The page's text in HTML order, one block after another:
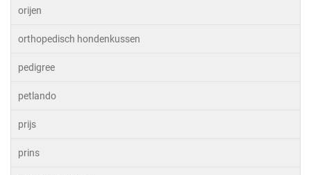
orijen
orthopedisch hondenkussen
pedigree
petlando
prijs
prins